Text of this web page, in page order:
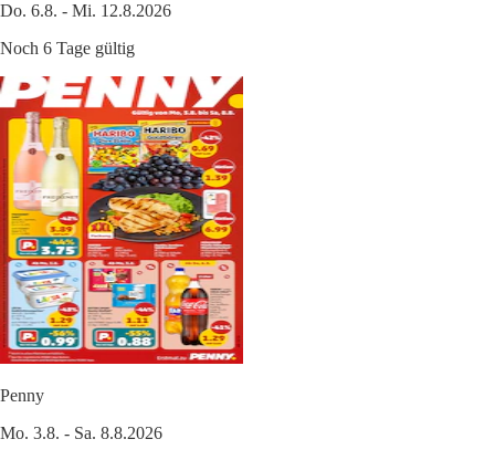
Do. 6.8. - Mi. 12.8.2026
Noch 6 Tage gültig
Penny
Mo. 3.8. - Sa. 8.8.2026